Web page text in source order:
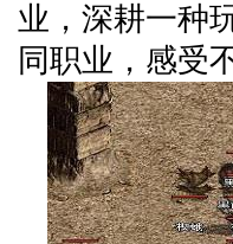
业，深耕一种
同职业，感受